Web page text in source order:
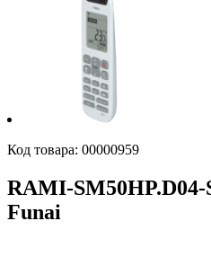
Код товара: 00000959
RAMI-SM50HP.D04-
Funai